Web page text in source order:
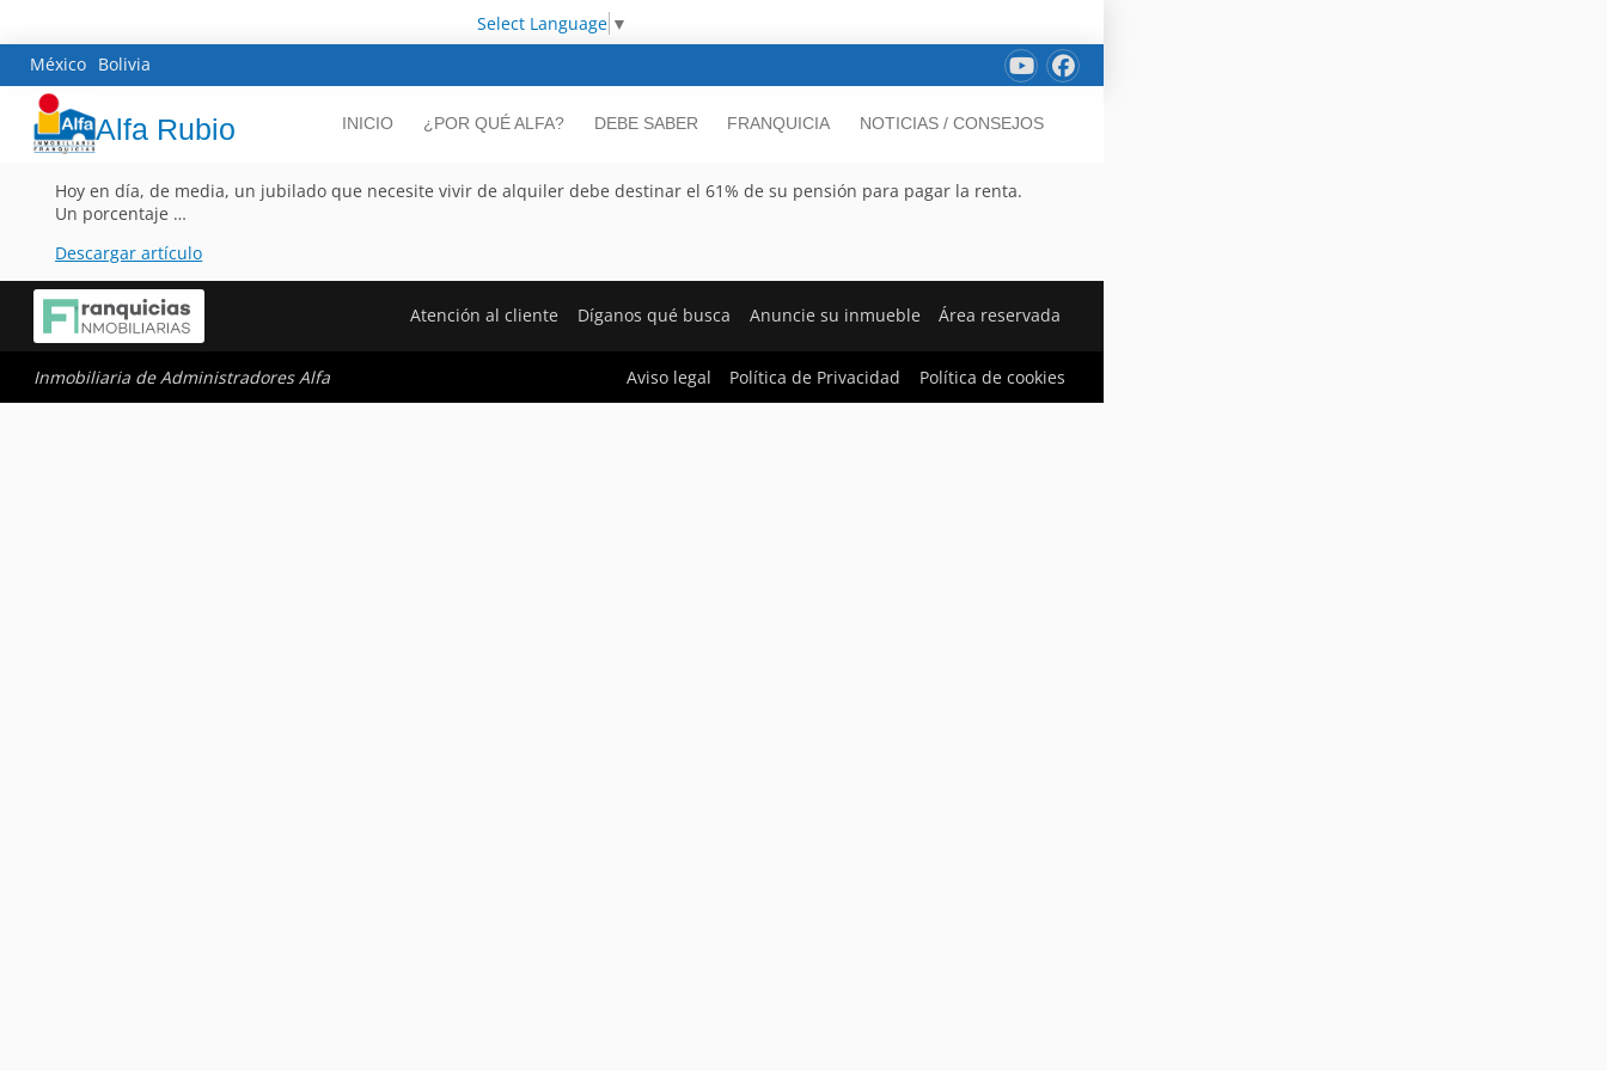
Select Language ▼
México Bolivia
Alfa Rubio INICIO ¿POR QUÉ ALFA? DEBE SABER FRANQUICIA NOTICIAS / CONSEJOS
Hoy en día, de media, un jubilado que necesite vivir de alquiler debe destinar el 61% de su pensión para pagar la renta.
Un porcentaje …
Descargar artículo
Atención al cliente Díganos qué busca Anuncie su inmueble Área reservada
Inmobiliaria de Administradores Alfa Aviso legal Política de Privacidad Política de cookies